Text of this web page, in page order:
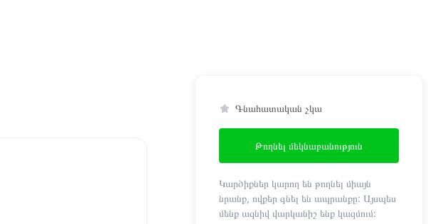
Գնահատական չկա
Թողնել մեկնաբանություն
Կարծիքներ կարող են թողնել միայն
նրանք, ովքեր գնել են ապրանքը: Այսպես
մենք ազնիվ վարկանիշ ենք կազմում: